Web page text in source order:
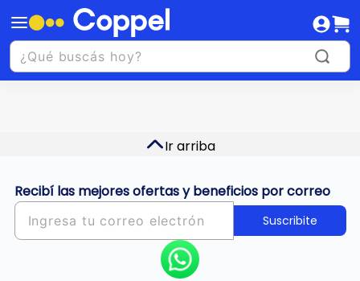
Ir arriba
Recibí las mejores ofertas y beneficios por correo
Suscribite